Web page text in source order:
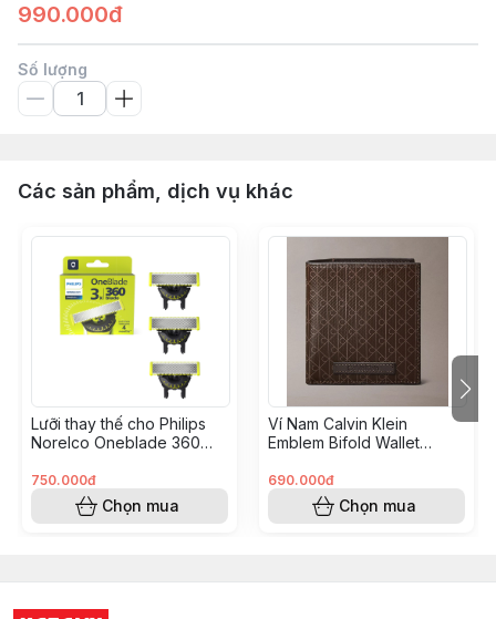
990.000đ
Số lượng
Các sản phẩm, dịch vụ khác
Lưỡi thay thế cho Philips
Norelco Oneblade 360
750.000đ
Chọn mua
Ví Nam Calvin Klein
Emblem Bifold Wallet
690.000đ
Chọn mua